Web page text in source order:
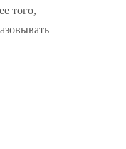
того,